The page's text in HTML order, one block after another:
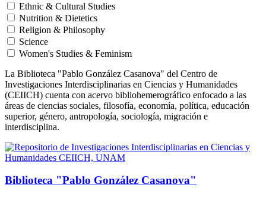
Ethnic & Cultural Studies
Nutrition & Dietetics
Religion & Philosophy
Science
Women's Studies & Feminism
La Biblioteca "Pablo González Casanova" del Centro de
Investigaciones Interdisciplinarias en Ciencias y Humanidades
(CEIICH) cuenta con acervo bibliohemerográfico enfocado a las
áreas de ciencias sociales, filosofía, economía, política, educación
superior, género, antropología, sociología, migración e
interdisciplina.
Biblioteca "Pablo González Casanova"